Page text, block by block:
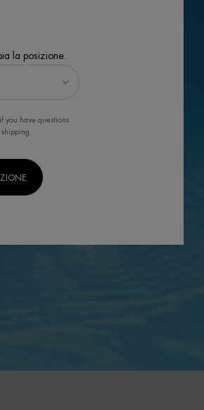
la posizione.
if you have questions